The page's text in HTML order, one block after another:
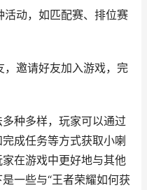
动，如匹配赛、排位赛
邀请好友加入游戏，完
种多样，玩家可以通过
成任务等方式获取小喇
在游戏中更好地与其他
一些与“王者荣耀如何获